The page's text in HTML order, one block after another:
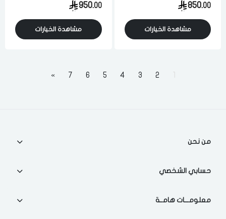
850.00
مشاهدة الخيارات
950.00
مشاهدة الخيارات
2
3
4
5
6
7
»
من نحن
حسابي الشخصي
معلومـــات هامــة